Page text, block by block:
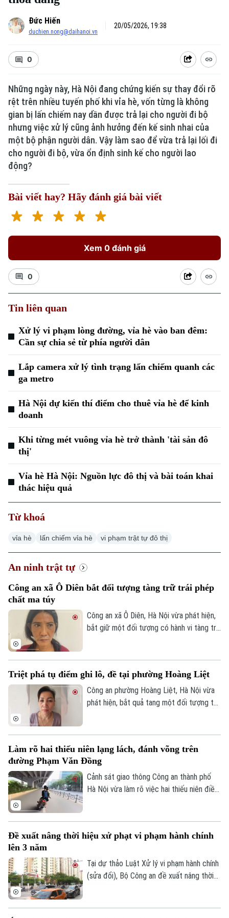
Xu hướng
Thời sự
Hà Nội
Chính trị
Hà Nội
Nhịp sống Hà Nội
Thế giới
Đức Hiến
duchien.nong@daihanoi.vn
20/05/2026, 19:38
0
Những ngày này, Hà Nội đang chứng kiến sự thay đổi rõ
rệt trên nhiều tuyến phố khi vỉa hè, vốn từng là không
gian bị lấn chiếm nay dần được trả lại cho người đi bộ
nhưng việc xử lý cũng ảnh hưởng đến kế sinh nhai của
một bộ phận người dân. Vậy làm sao để vừa trả lại lối đi
cho người đi bộ, vừa ổn định sinh kế cho người lao
động?
Bài viết hay? Hãy đánh giá bài viết
Xem 0 đánh giá
0
Tin liên quan
Xử lý vi phạm lòng đường, vỉa hè vào ban đêm:
Cần sự chia sẻ từ phía người dân
Lắp camera xử lý tình trạng lấn chiếm quanh các
ga metro
Hà Nội dự kiến thí điểm cho thuê vỉa hè để kinh
doanh
Khi từng mét vuông vỉa hè trở thành 'tài sản đô
thị'
Vỉa hè Hà Nội: Nguồn lực đô thị và bài toán khai
thác hiệu quả
Từ khoá
vỉa hè lấn chiếm vỉa hè vi phạm trật tự đô thị
An ninh trật tự
Công an xã Ô Diên bắt đối tượng tàng trữ trái phép
chất ma túy
Công an xã Ô Diên, Hà Nội vừa phát hiện,
bắt giữ một đối tượng có hành vi tàng trữ
khu vực ngã ba đường Thượng Hội - Tân
Lập.
Triệt phá tụ điểm ghi lô, đề tại phường Hoàng Liệt
Công an phường Hoàng Liệt, Hà Nội vừa
phát hiện, bắt quả tang một đối tượng tổ
Làm rõ hai thiếu niên lạng lách, đánh võng trên
đường Phạm Văn Đồng
Cảnh sát giao thông Công an thành phố
Hà Nội vừa làm rõ việc hai thiếu niên điều
Đề xuất nâng thời hiệu xử phạt vi phạm hành chính
lên 3 năm
Tại dự thảo Luật Xử lý vi phạm hành chính
(sửa đổi), Bộ Công an đề xuất nâng thời